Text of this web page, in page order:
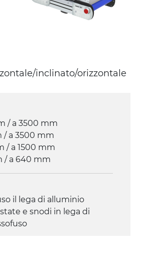
(lato sinistro), motore
protezione termica motore
inclinato/orizzontale
/ a 3500 mm
/ a 3500 mm
/ a 1500 mm
/ a 640 mm
il lega di alluminio
e snodi in lega di